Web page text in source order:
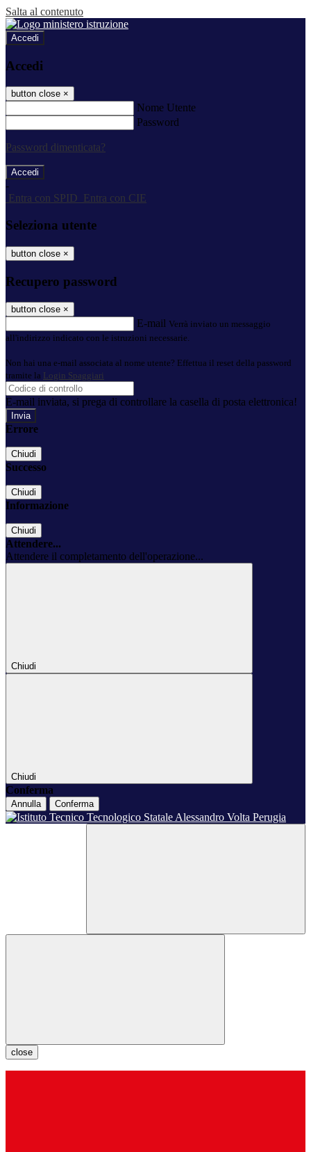
Salta al contenuto
Accedi
Accedi
button close ×
Nome Utente
Password
Password dimenticata?
-
Entra con SPID
Entra con CIE
Seleziona utente
button close ×
Recupero password
button close ×
E-mail Verrà inviato un messaggio
all'indirizzo indicato con le istruzioni necessarie.
Non hai una e-mail associata al nome utente? Effettua il reset della password
tramite la Login Spaggiari
E-mail inviata, si prega di controllare la casella di posta elettronica!
Errore
Chiudi
Successo
Chiudi
Informazione
Chiudi
Attendere...
Attendere il completamento dell'operazione...
Chiudi
Chiudi
Conferma
Annulla Conferma
close